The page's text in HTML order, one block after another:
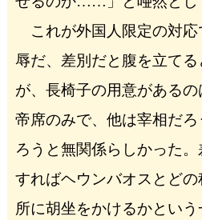
これが外国人限定の対応
辱だ、差別だと腹を立て
が、長椅子の用意がある
帝席のみで、他は宰相だ
ろうと無関係らしかった
すればヘウンバオスとど
所に胡坐をかけるかとい